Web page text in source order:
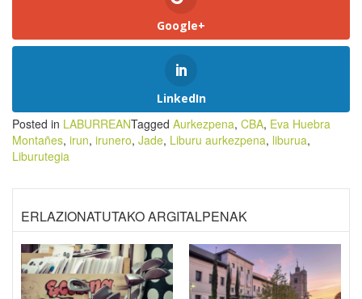
Google+
LinkedIn
Posted in LABURREANTagged Aurkezpena, CBA, Eva Huebra
Montañes, irun, irunero, Jade, Liburu aurkezpena, liburua,
Liburutegia
ERLAZIONATUTAKO ARGITALPENAK